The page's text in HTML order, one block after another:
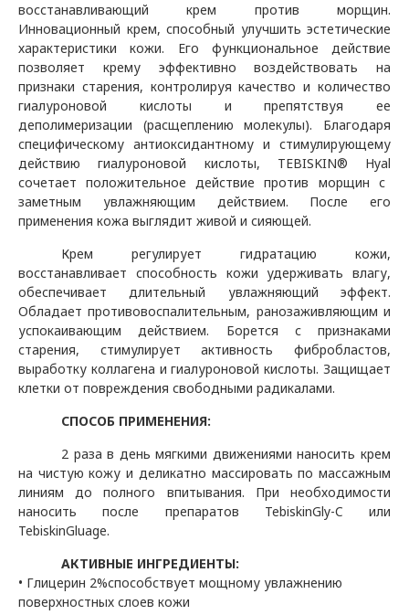
восстанавливающий крем против морщин.
Инновационный крем, способный улучшить эстетические
характеристики кожи.
Его функциональное действие
позволяет крему эффективно воздействовать на
признаки старения, контролируя качество и количество
гиалуроновой кислоты и препятствуя ее
деполимеризации (расщеплению молекулы).
Благодаря
специфическому антиоксидантному и стимулирующему
действию гиалуроновой кислоты, TEBISKIN® Hyal
сочетает положительное действие против морщин с
заметным увлажняющим действием.
После его
применения кожа выглядит живой и сияющей.
Крем регулирует гидратацию кожи,
восстанавливает способность кожи удерживать влагу,
обеспечивает длительный увлажняющий эффект.
Обладает противовоспалительным, ранозаживляющим и
успокаивающим действием. Борется с признаками
старения, стимулирует активность фибробластов,
выработку коллагена и гиалуроновой кислоты. Защищает
клетки от повреждения свободными радикалами.
СПОСОБ ПРИМЕНЕНИЯ:
2 раза в день мягкими движениями наносить крем
на чистую кожу и деликатно массировать по массажным
линиям до полного впитывания. При необходимости
наносить после препаратов TebiskinGly-C или
TebiskinGluage.
АКТИВНЫЕ ИНГРЕДИЕНТЫ:
• Глицерин 2%способствует мощному увлажнению
поверхностных слоев кожи